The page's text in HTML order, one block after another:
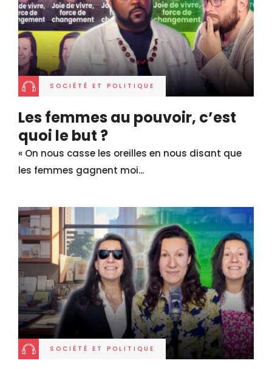
SOCIÉTÉ ET POLITIQUE
Les femmes au pouvoir, c’est
quoi le but ?
« On nous casse les oreilles en nous disant que
les femmes gagnent moi...
SOCIÉTÉ ET POLITIQUE